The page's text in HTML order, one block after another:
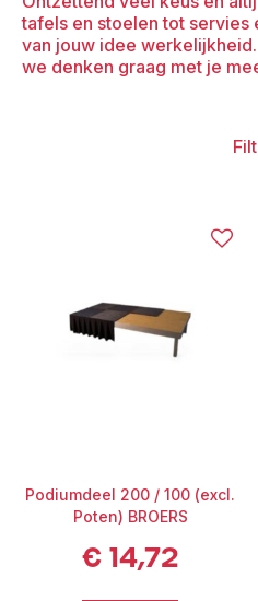
tafels en stoelen tot servies
van jouw idee
we denken graag met je
Podiumdeel 200 / 100 (excl.
Poten) BROERS
€ 14,72